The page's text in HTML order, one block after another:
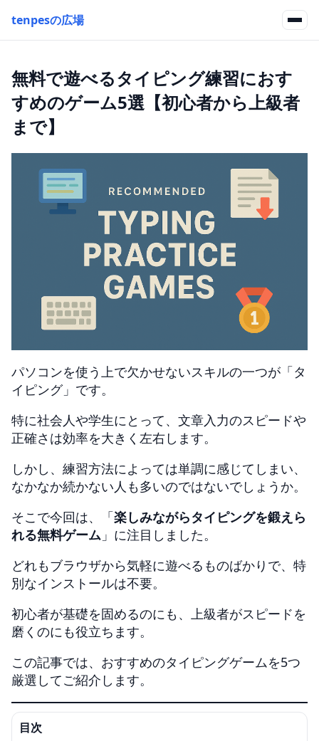
tenpesの広場
無料で遊べるタイピング練習におす
すめのゲーム5選【初心者から上級者
まで】
パソコンを使う上で欠かせないスキルの一つが「タ
イピング」です。
特に社会人や学生にとって、文章入力のスピードや
正確さは効率を大きく左右します。
しかし、練習方法によっては単調に感じてしまい、
なかなか続かない人も多いのではないでしょうか。
そこで今回は、「楽しみながらタイピングを鍛えら
れる無料ゲーム 」に注目しました。
どれもブラウザから気軽に遊べるものばかりで、特
別なインストールは不要。
初心者が基礎を固めるのにも、上級者がスピードを
磨くのにも役立ちます。
この記事では、おすすめのタイピングゲームを5つ
厳選してご紹介します。
目次